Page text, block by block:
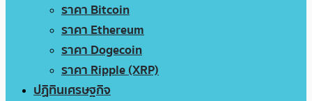
ราคา Bitcoin
ราคา Ethereum
ราคา Dogecoin
ราคา Ripple (XRP)
ปฏิทินเศรษฐกิจ